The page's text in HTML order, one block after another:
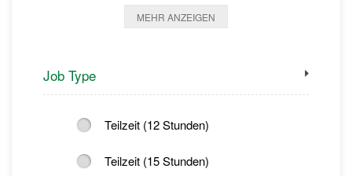
MEHR ANZEIGEN
Job Type
Teilzeit (12 Stunden)
Teilzeit (15 Stunden)